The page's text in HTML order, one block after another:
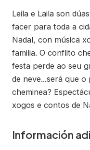
Leila e Laila son
facer para toda a
Nadal, con música
familia. O conflito
festa perde ao seu
de neve...será que
cheminea?
xogos e contos de
Información